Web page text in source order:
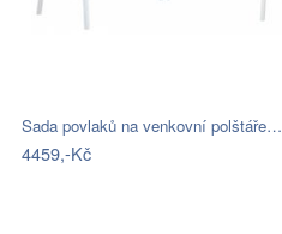
Sada povlaků na venkovní polštáře…
4459,-Kč